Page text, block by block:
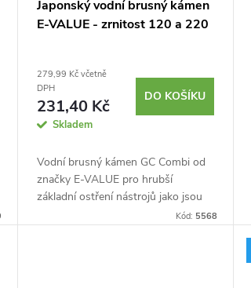
Japonský vodní brusný kámen
E-VALUE - zrnitost 120 a 220
279,99 Kč včetně
DPH
231,40 Kč
Skladem
DO KOŠÍKU
Vodní brusný kámen GC Combi od
značky E-VALUE pro hrubší
základní ostření nástrojů jako jsou
dílenské nože, sekery, hoblíky a
Kód: 5568